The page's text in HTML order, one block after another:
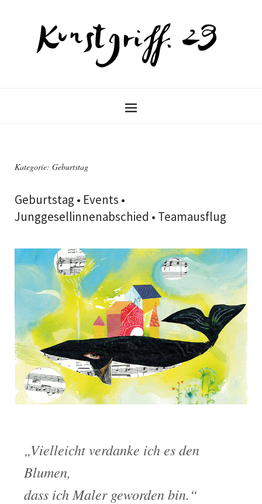
Kategorie: Geburtstag
Geburtstag • Events •
Junggesellinnenabschied • Teamausflug
„Vielleicht verdanke ich es den
Blumen,
dass ich Maler geworden bin.“